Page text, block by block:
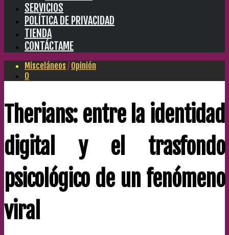
SERVICIOS
POLÍTICA DE PRIVACIDAD
TIENDA
CONTÁCTAME
Misceláneos / Opinión
0
Therians: entre la identidad
digital y el trasfondo
psicológico de un fenómeno
viral